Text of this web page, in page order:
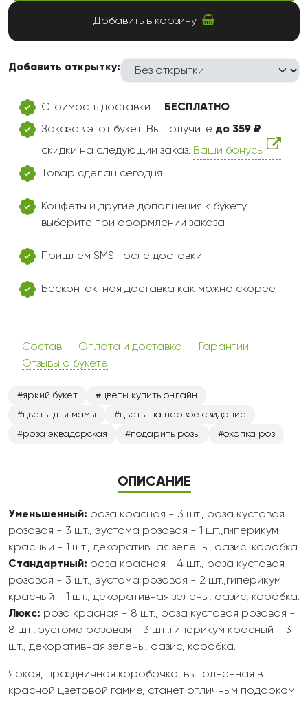
Добавить в корзину
Добавить открытку:
Стоимость доставки — БЕСПЛАТНО
Заказав этот букет, Вы получите до 359 ₽
скидки на следующий заказ. Ваши бонусы
Товар сделан сегодня
Конфеты и другие дополнения к букету
выберите при оформлении заказа
Пришлем SMS после доставки
Бесконтактная доставка как можно скорее
Состав Оплата и доставка
Гарантии
Отзывы о букете
яркий букет
цветы купить онлайн
цветы для мамы
цветы на первое свидание
роза эквадорская
подарить розы охапка роз
ОПИСАНИЕ
Уменьшенный: роза красная - 3 шт., роза кустовая
розовая - 3 шт., эустома розовая - 1 шт.,гиперикум
красный - 1 шт., декоративная зелень., оазис, коробка.
Стандартный: роза красная - 4 шт., роза кустовая
розовая - 3 шт., эустома розовая - 2 шт.,гиперикум
красный - 1 шт., декоративная зелень., оазис, коробка.
Люкс: роза красная - 8 шт., роза кустовая розовая -
8 шт., эустома розовая - 3 шт.,гиперикум красный - 3
шт., декоративная зелень., оазис, коробка.
Яркая, праздничная коробочка, выполненная в
красной цветовой гамме, станет отличным подарком